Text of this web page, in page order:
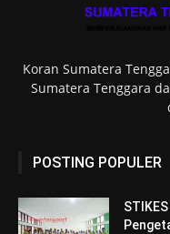
Koran Sumatera
Sumatera Tenggara
POSTING POPULER